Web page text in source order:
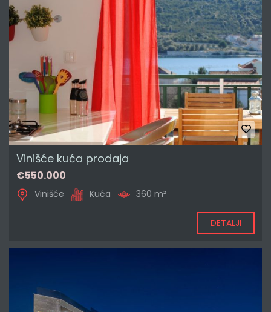
Vinišće kuća prodaja
€550.000
Vinišće Kuća 360 m²
DETALJI